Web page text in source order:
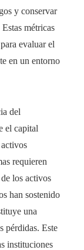
y conservar
métricas
evaluar el
en un entorno
del
el capital
requieren
los activos
han sostenido
una
pérdidas. Este
instituciones